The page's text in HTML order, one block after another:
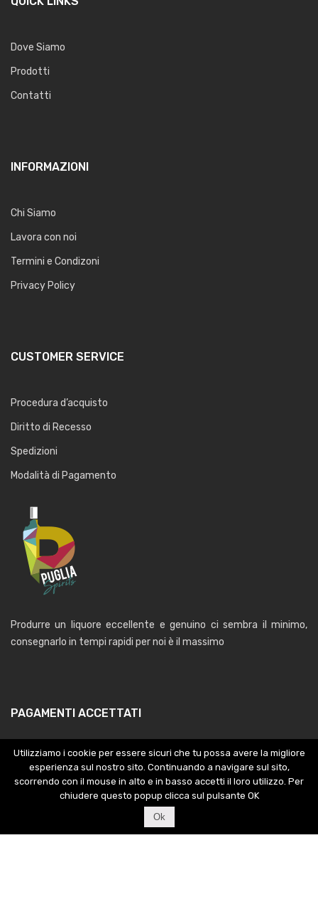
Dove Siamo
Prodotti
Contatti
INFORMAZIONI
Chi Siamo
Lavora con noi
Termini e Condizoni
Privacy Policy
CUSTOMER SERVICE
Procedura d’acquisto
Diritto di Recesso
Spedizioni
Modalità di Pagamento
Produrre un liquore eccellente e genuino ci sembra il minimo,
consegnarlo in tempi rapidi per noi è il massimo
PAGAMENTI ACCETTATI
Utilizziamo i cookie per essere sicuri che tu possa avere la migliore
esperienza sul nostro sito. Continuando a navigare sul sito,
scorrendo con il mouse in alto e in basso accetti il loro utilizzo. Per
chiudere questo popup clicca sul pulsante OK
Ok